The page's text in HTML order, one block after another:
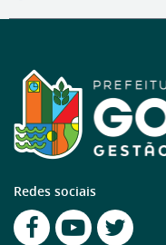
Redes sociais